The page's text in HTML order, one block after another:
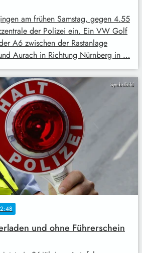
am frühen Samstag, gegen 4.55
der Polizei ein. Ein VW Golf
A6 zwischen der Rastanlage
Aurach in Richtung Nürnberg in …
Symbolbild
und ohne Führerschein